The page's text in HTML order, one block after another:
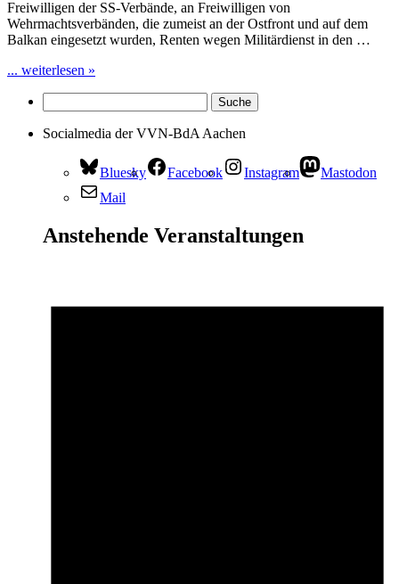
Freiwilligen der SS-Verbände, an Freiwilligen von
Wehrmachtsverbänden, die zumeist an der Ostfront und auf dem
Balkan eingesetzt wurden, Renten wegen Militärdienst in den …
... weiterlesen »
Socialmedia der VVN-BdA Aachen
Bluesky Facebook Instagram
Mastodon
Mail
Anstehende Veranstaltungen